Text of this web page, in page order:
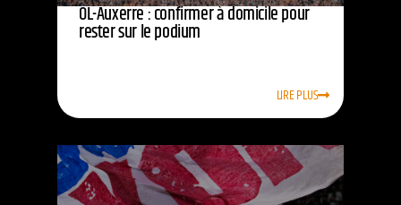
OL-Auxerre : confirmer à domicile pour
rester sur le podium
LIRE PLUS